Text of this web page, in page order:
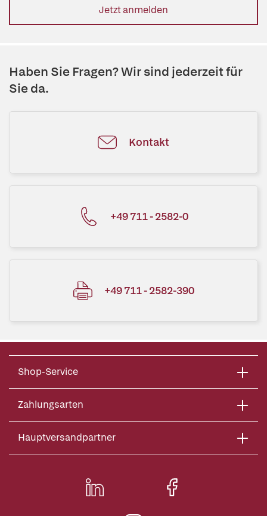
Jetzt anmelden
Haben Sie Fragen? Wir sind jederzeit für
Sie da.
Kontakt
+49 711 - 2582-0
+49 711 - 2582-390
Shop-Service
Zahlungsarten
Hauptversandpartner